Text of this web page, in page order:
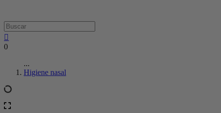
0
...
Higiene nasal